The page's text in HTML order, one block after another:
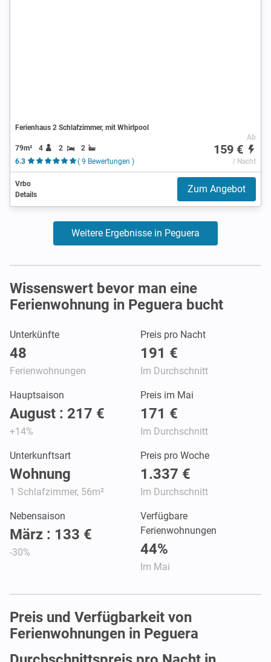
Ferienhaus 2 Schlafzimmer, mit Whirlpool
79m² 4 2
2
6.3
( 9 Bewertungen )
Ab
159 €
/ Nacht
Vrbo
Details
Zum Angebot
Weitere Ergebnisse in Peguera
Wissenswert bevor man eine
Ferienwohnung in Peguera bucht
Unterkünfte
48
Ferienwohnungen
Preis pro Nacht
191 €
Im Durchschnitt
Hauptsaison
August : 217 €
+14%
Preis im Mai
171 €
Im Durchschnitt
Unterkunftsart
Wohnung
1 Schlafzimmer, 56m²
Preis pro Woche
1.337 €
Im Durchschnitt
Nebensaison
März : 133 €
-30%
Verfügbare
Ferienwohnungen
44%
Im Mai
Preis und Verfügbarkeit von
Ferienwohnungen in Peguera